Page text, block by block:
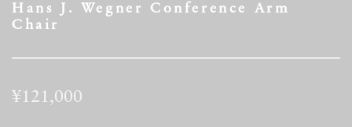
Hans J. Wegner Conference Arm
Chair
¥121,000